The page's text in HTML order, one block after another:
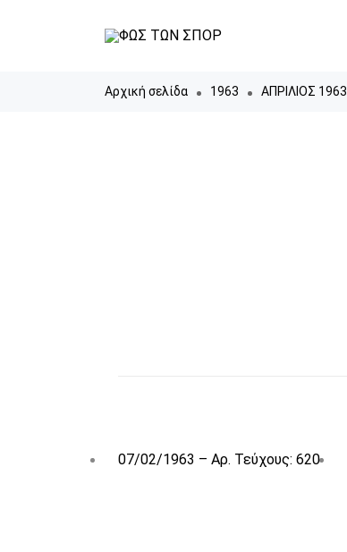
Αρχική σελίδα 1963 ΑΠΡΙΛΙΟΣ 1963
07/02/1963 – Αρ. Τεύχους: 620